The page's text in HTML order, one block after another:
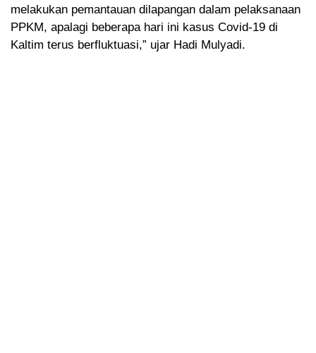
melakukan pemantauan dilapangan dalam pelaksanaan
PPKM, apalagi beberapa hari ini kasus Covid-19 di
Kaltim terus berfluktuasi,” ujar Hadi Mulyadi.